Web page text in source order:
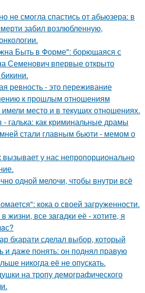
не смогла спастись от абьюзера: в
забил возлюбленную,
Быть в Форме": борющаяся с
Семенович впервые открыто
ревность - это переживание
к прошлым отношениям
место и в текущих отношениях.
- галька: как криминальные драмы
стали главным бьюти - мемом о
вызывает у нас непропорционально
одной мелочи, чтобы внутри всё
кока о своей загруженности.
жизни, все зaгaдки её - хотите, я
бхарати сделал выбор, который
и даже понять: он поднял правую
никогда её не опускать.
на тропу демографического